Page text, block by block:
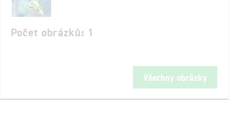
Počet obrázků: 1
Všechny obrázky